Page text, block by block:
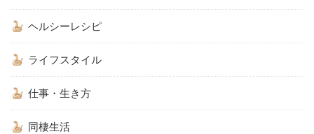
ヘルシーレシピ
ライフスタイル
仕事・生き方
同棲生活